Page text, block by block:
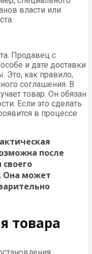
власти или
Продавец с
и дате доставки
Это, как правило,
соглашения. В
товар. Он обязан
Если это сделать
в процессе
после
Она может
товара